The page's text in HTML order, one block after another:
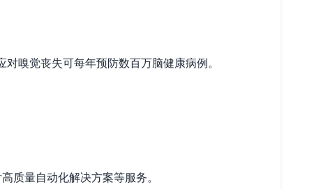
嗅觉丧失可每年预防数百万脑健康病例。
量自动化解决方案等服务。